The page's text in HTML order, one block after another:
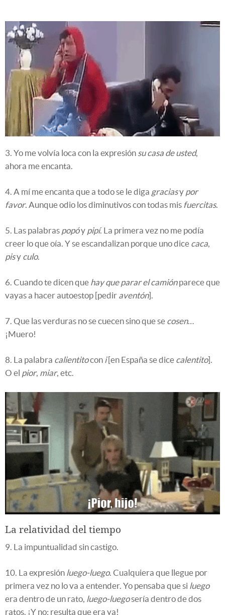
3. Yo me volvía loca con la expresión su casa de usted,
ahora me encanta.
4. A mí me encanta que a todo se le diga graciasy por
favor. Aunque odio los diminutivos con todas mis fuercitas.
5. Las palabras popóy pipí. La primera vez no me podía
creer lo que oía. Y se escandalizan porque uno dice caca,
pisy culo.
6. Cuando te dicen que hay que parar el camiónparece que
vayas a hacer autoestop [pedir aventón].
7. Que las verduras no se cuecen sino que se cosen…
¡Muero!
8. La palabra calientitocon i[en España se dice calentito].
O el pior, miar, etc.
La relatividad del tiempo
9. La impuntualidad sin castigo.
10. La expresión luego-luego. Cualquiera que llegue por
primera vez no lo va a entender. Yo pensaba que si luego
era dentro de un rato, luego-luegosería dentro de dos
ratos. ¡Y no: resulta que era ya!